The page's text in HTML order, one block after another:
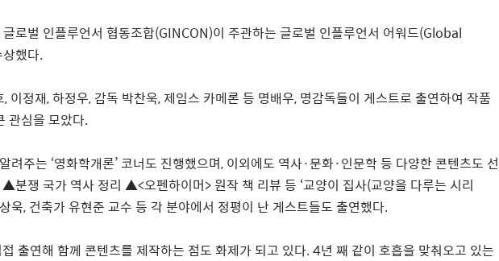
글로벌 인플루언서 협동조합(GINCON)이 주관하는 글로벌 인플루언서 어워드(Global
했다.
, 이정재,하정우, 감독 박찬욱, 제임스 카메론 등 명배우, 명감독들이 게스트로 출연하여 작품
관심을 모았다.
알려주는 ‘영화학개론’코너도 진행했으며, 이외에도 역사·문화·인문학등 다양한콘텐츠도 선
▲분쟁 국가 역사 정리 ▲<오펜하이머>원작 책 리뷰 등 ‘교양이 집사(교양을 다루는 시리
욱, 건축가유현준 교수 등 각분야에서 정평이 난 게스트들도 출연했다.
출연해 함께 콘텐츠를 제작하는 점도 화제가 되고 있다. 4년 째 같이 호흡을 맞춰오고 있는